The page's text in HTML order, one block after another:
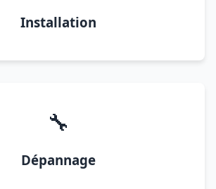
Installation
🔧
Dépannage